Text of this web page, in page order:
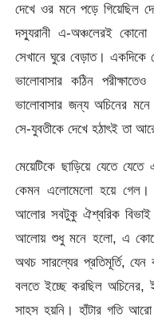
দেখে ওর মনে পড়ে গিয়েছিল
দস্যুরানী এ-অঞ্চলেরই কোনো
সেখানে ঘুরে বেড়াত। একদিকে
ভালোবাসার কঠিন
ভালোবাসার জন্য অচিনের
সে-যুবতীকে দেখে হঠাৎই তা
মেয়েটিকে ছাড়িয়ে যেতে
কেমন এলোমেলো হয়ে গেল।
আলোর সবটুকু ঐশ্বরিক বিভাই
আলোয় শুধু মনে হলো, এ কোনো
অথচ সারল্যের প্রতিমূর্তি,
বলতে ইচ্ছে করছিল অচিনের,
সাহস হয়নি। হাঁটার গতি আরো